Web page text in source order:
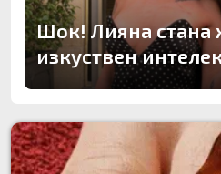
Шок! Лияна стана
изкуствен